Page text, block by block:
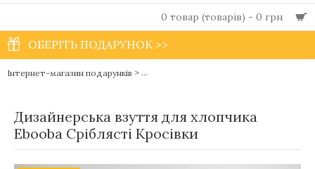
0 товар (товарів) - 0 грн
ОБЕРІТЬ ПОДАРУНОК >>
Інтернет-магазин подарунків > Взуття чешки для хлопчиків і дівчаток
Дизайнерська взуття для хлопчика
Еbooba Сріблясті Кросівки